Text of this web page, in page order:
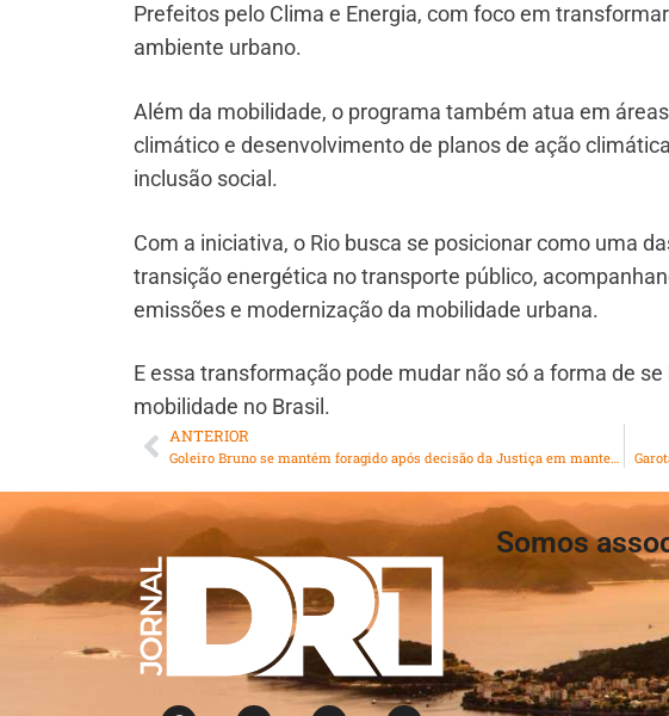
Prefeitos pelo Clima e Energia, com foco em
ambiente urbano.
Além da mobilidade, o programa também atua em
climático e desenvolvimento de planos de ação
inclusão social.
Com a iniciativa, o Rio busca se posicionar como uma
transição energética no transporte público,
emissões e modernização da mobilidade urbana.
E essa transformação pode mudar não só a forma de
mobilidade no Brasil.
ANTERIOR
Goleiro Bruno se mantém foragido após decisão da Justiça em manter sua prisão
Somos